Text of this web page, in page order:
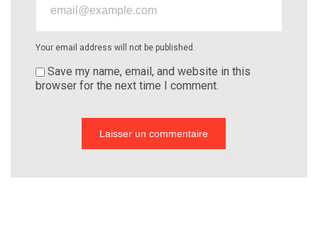
Your email address will not be published.
Save my name, email, and website in this
browser for the next time I comment.